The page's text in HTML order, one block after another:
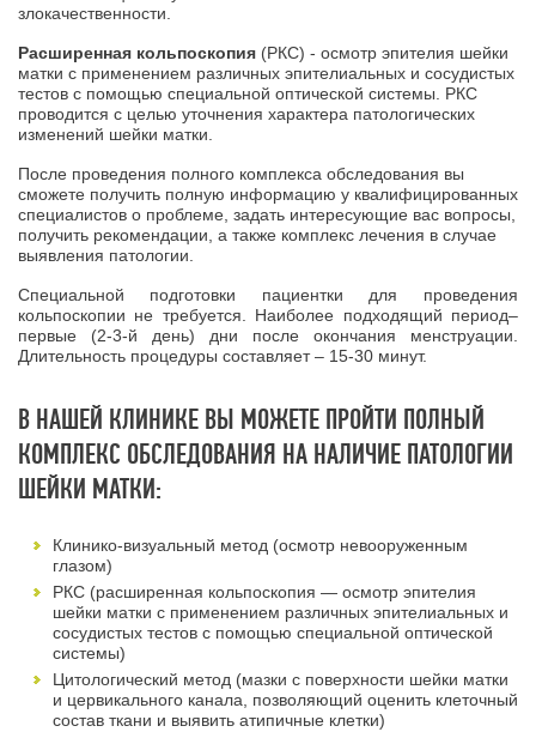
злокачественности.
Расширенная кольпоскопия (РКС) - осмотр эпителия шейки
матки с применением различных эпителиальных и сосудистых
тестов с помощью специальной оптической системы. РКС
проводится с целью уточнения характера патологических
изменений шейки матки.
После проведения полного комплекса обследования вы
сможете получить полную информацию у квалифицированных
специалистов о проблеме, задать интересующие вас вопросы,
получить рекомендации, а также комплекс лечения в случае
выявления патологии.
Специальной подготовки пациентки для проведения
кольпоскопии не требуется. Наиболее подходящий период–
первые (2-3-й день) дни после окончания менструации.
Длительность процедуры составляет – 15-30 минут.
В НАШЕЙ КЛИНИКЕ ВЫ МОЖЕТЕ ПРОЙТИ ПОЛНЫЙ
КОМПЛЕКС ОБСЛЕДОВАНИЯ НА НАЛИЧИЕ ПАТОЛОГИИ
ШЕЙКИ МАТКИ:
Клинико-визуальный метод (осмотр невооруженным
глазом)
РКС (расширенная кольпоскопия — осмотр эпителия
шейки матки с применением различных эпителиальных и
сосудистых тестов с помощью специальной оптической
системы)
Цитологический метод (мазки с поверхности шейки матки
и цервикального канала, позволяющий оценить клеточный
состав ткани и выявить атипичные клетки)